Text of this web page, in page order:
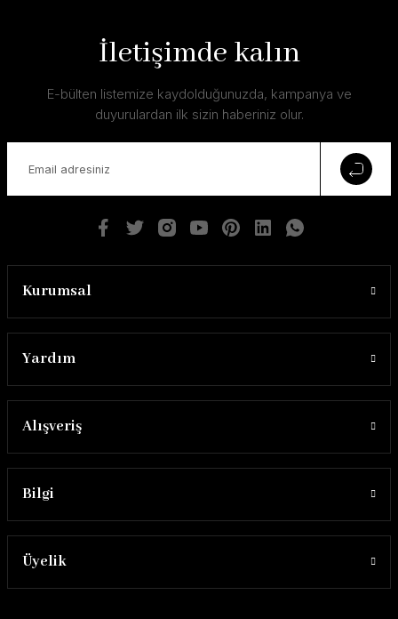
İletişimde kalın
E-bülten listemize kaydolduğunuzda, kampanya ve
duyurulardan ilk sizin haberiniz olur.
Kurumsal
Yardım
Alışveriş
Bilgi
Üyelik